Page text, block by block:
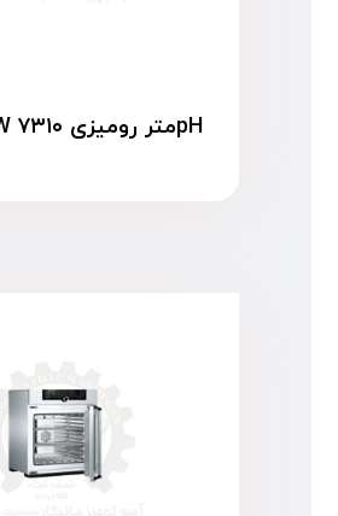
pHمتر رومیزی WTW ۷۳۱۰